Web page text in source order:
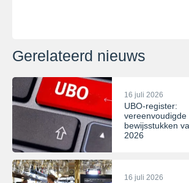
Gerelateerd nieuws
16 juli 2026
UBO-register:
bewijsstukken
2026
16 juli 2026